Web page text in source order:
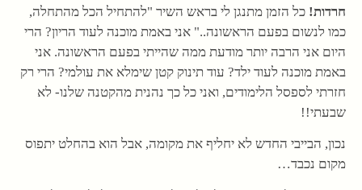
חרדות! כל הזמן מתנגן לי בראש השיר "להתחיל הכל מהתחלה,
כמו לנשום בפעם הראשונה.." אני באמת מוכנה לעוד הריון? הרי
היום אני הרבה יותר מודעת ממה שהייתי בפעם הראשונה. אני
באמת מוכנה לעוד ילד? עוד תינוק קטן שימלא את עולמי? הרי רק
חזרתי לספסל הלימודים, ואני כל כך נהנית מהקטנה שלנו- לא
שבעתי!!
נכון, הבייבי החדש לא יחליף את מקומה, אבל הוא בהחלט יתפוס
מקום נכבד…